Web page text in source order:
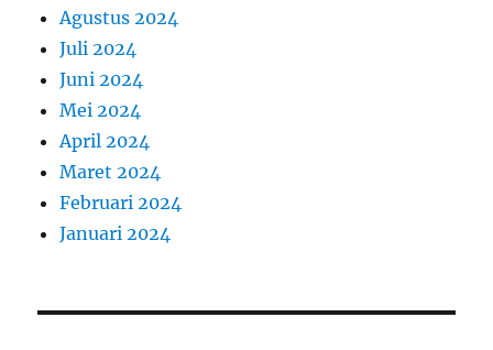
Agustus 2024
Juli 2024
Juni 2024
Mei 2024
April 2024
Maret 2024
Februari 2024
Januari 2024